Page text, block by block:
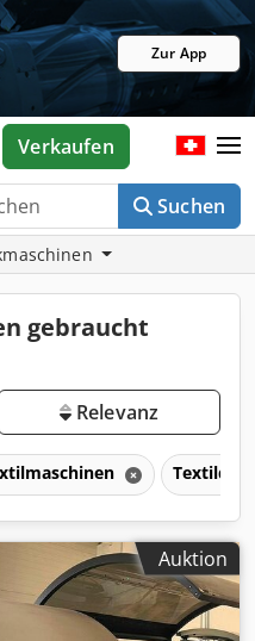
Zur App
Suchen
Verkaufen
gebraucht
Relevanz
Auktion